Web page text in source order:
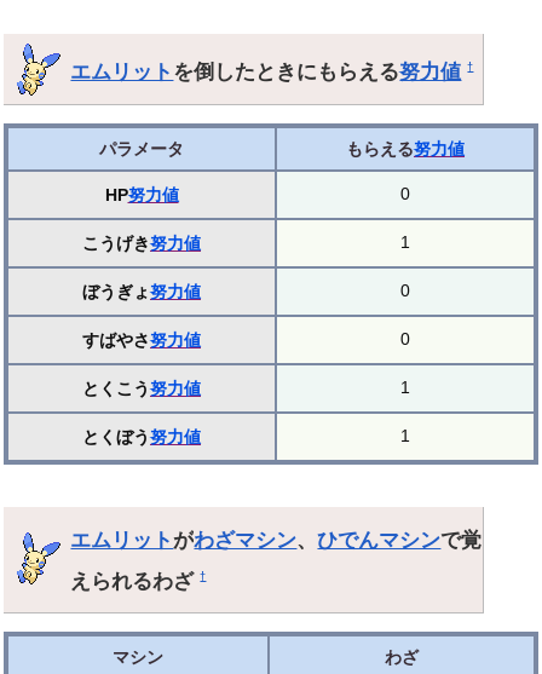
エムリット を倒したときにもらえる努力値 †
パラメータ もらえる努力値
HP努力値 0
こうげき努力値 1
ぼうぎょ努力値 0
すばやさ努力値 0
とくこう努力値 1
とくぼう努力値 1
エムリットがわざマシン、ひでんマシンで覚
えられるわざ†
マシン わざ